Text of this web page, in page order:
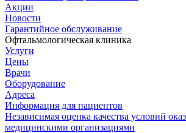
Акции
Новости
Гарантийное обслуживание
Офтальмологическая клиника
Услуги
Цены
Врачи
Оборудование
Адреса
Информация для пациентов
Независимая оценка качества условий
медицинскими организациями